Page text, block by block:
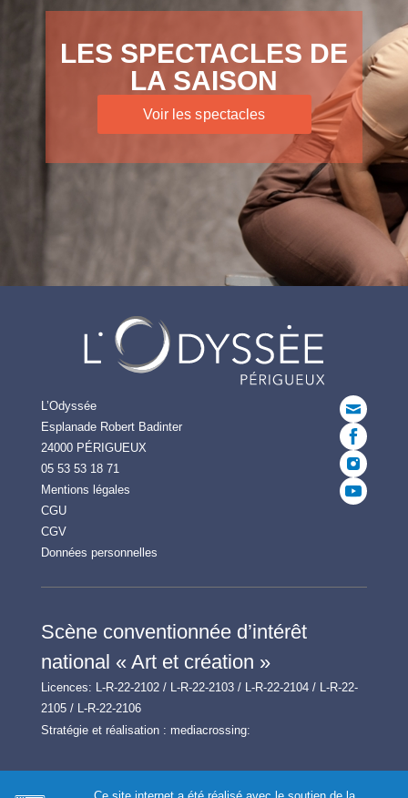
LES SPECTACLES DE
LA SAISON
Voir les spectacles
L’Odyssée
Esplanade Robert Badinter
24000 PÉRIGUEUX
05 53 53 18 71
Mentions légales
CGU
CGV
Données personnelles
Scène conventionnée d’intérêt
national « Art et création »
Licences: L-R-22-2102 / L-R-22-2103 / L-R-22-2104 / L-R-22-
2105 / L-R-22-2106
Stratégie et réalisation : mediacrossing: